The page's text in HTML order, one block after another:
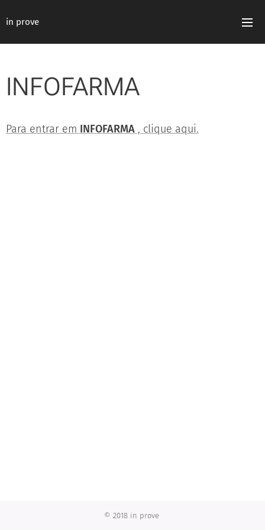
in prove
INFOFARMA
Para entrar em INFOFARMA , clique aqui.
© 2018 in prove